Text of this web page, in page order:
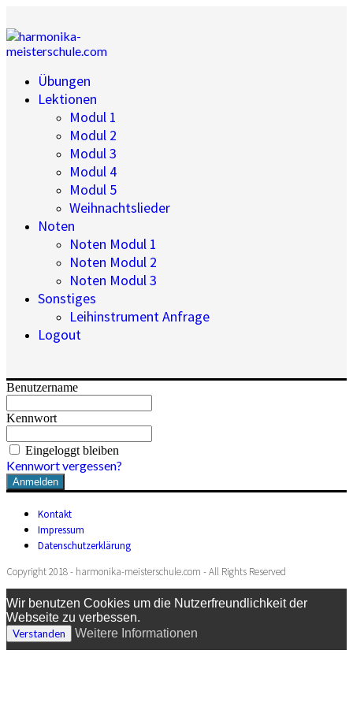
Übungen
Lektionen
Modul 1
Modul 2
Modul 3
Modul 4
Modul 5
Weihnachtslieder
Noten
Noten Modul 1
Noten Modul 2
Noten Modul 3
Sonstiges
Leihinstrument Anfrage
Logout
Benutzername
Kennwort
Eingeloggt bleiben
Kennwort vergessen?
Kontakt
Impressum
Datenschutzerklärung
Copyright 2018 - harmonika-meisterschule.com - All Rights Reserved
Wir benutzen Cookies um die Nutzerfreundlichkeit der
Webseite zu verbessen.
Verstanden Weitere Informationen